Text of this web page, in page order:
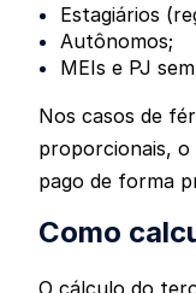
Estagiários
Autônomos;
MEIs e PJ
Nos casos de
proporcionais,
pago de forma
Como
O cálculo do